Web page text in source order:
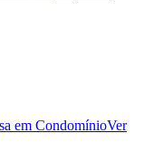
em CondomínioVer